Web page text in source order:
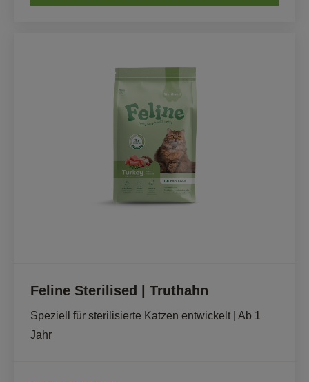
Feline Sterilised | Truthahn
Speziell für sterilisierte Katzen entwickelt | Ab 1
Jahr